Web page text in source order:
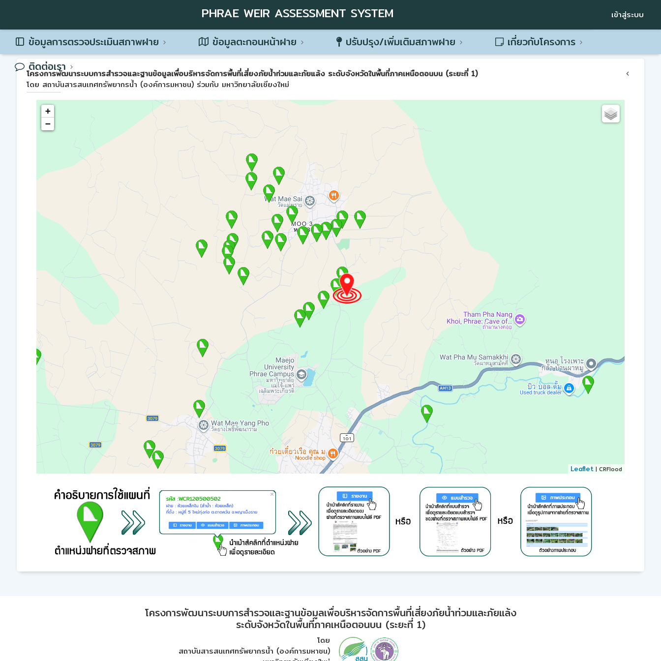
PHRAE WEIR ASSESSMENT SYSTEM เข้าสู่ระบบ
ข้อมูลการตรวจประเมินสภาพฝาย ข้อมูลตะกอนหน้าฝาย ปรับปรุง/เพิ่มเติมสภาพฝาย
เกี่ยวกับโครงการ
ติดต่อเรา
โครงการพัฒนาระบบการสำรวจและฐานข้อมูลเพื่อบริหารจัดการพื้นที่เสี่ยงภัยน้ำท่วมและภัยแล้ง ระดับจังหวัดในพื้นที่ภาคเหนือตอนบน (ระยะที่ 1)
โดย สถาบันสารสนเทศทรัพยากรน้ำ (องค์การมหาชน) ร่วมกับ มหาวิทยาลัยเชียงใหม่
+
−
Leaflet | CRFlood
โครงการพัฒนาระบบการสำรวจและฐานข้อมูลเพื่อบริหารจัดการพื้นที่เสี่ยงภัยน้ำท่วมและภัยแล้ง
ระดับจังหวัดในพื้นที่ภาคเหนือตอนบน (ระยะที่ 1)
โดย
สถาบันสารสนเทศทรัพยากรน้ำ (องค์การมหาชน)